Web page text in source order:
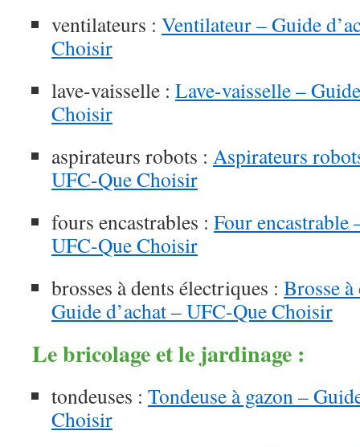
ventilateurs : Ventilateur – Guide
Choisir
lave-vaisselle : Lave-vaisselle –
Choisir
aspirateurs robots : Aspirateurs
UFC-Que Choisir
fours encastrables : Four encastrable
UFC-Que Choisir
brosses à dents électriques : Brosse
Guide d’achat – UFC-Que Choisir
Le bricolage et le jardinage :
tondeuses : Tondeuse à gazon –
Choisir